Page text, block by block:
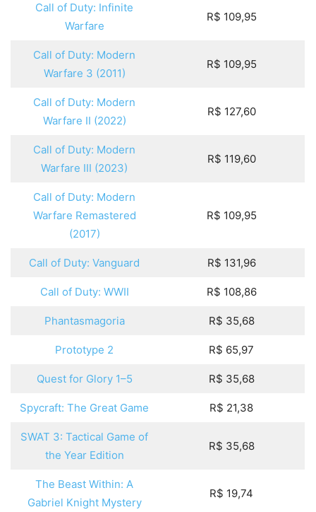
Call of Duty: Infinite
Warfare
R$ 109,95
Call of Duty: Modern
Warfare 3 (2011)
R$ 109,95
Call of Duty: Modern
Warfare II (2022)
R$ 127,60
Call of Duty: Modern
Warfare III (2023)
R$ 119,60
Call of Duty: Modern
Warfare Remastered
(2017)
R$ 109,95
Call of Duty: Vanguard R$ 131,96
Call of Duty: WWII R$ 108,86
Phantasmagoria R$ 35,68
Prototype 2 R$ 65,97
Quest for Glory 1–5 R$ 35,68
Spycraft: The Great Game R$ 21,38
SWAT 3: Tactical Game of
the Year Edition
R$ 35,68
The Beast Within: A
Gabriel Knight Mystery
R$ 19,74